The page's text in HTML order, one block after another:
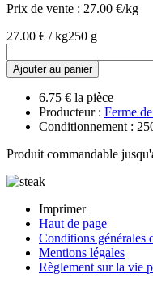
Prix de vente : 27.00 €/kg
27.00 € / kg250 g
Ajouter au panier
6.75 € la pièce
Producteur : Ferme
Conditionnement :
Produit commandable
Imprimer
Haut de page
Conditions générales
Mentions légales
Règlement sur la vie